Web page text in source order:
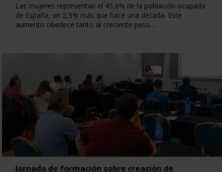
Las mujeres representan el 45,6% de la población ocupada
de España, un 2,5% más que hace una década. Este
aumento obedece tanto al creciente peso…
Jornada de formación sobre creación de